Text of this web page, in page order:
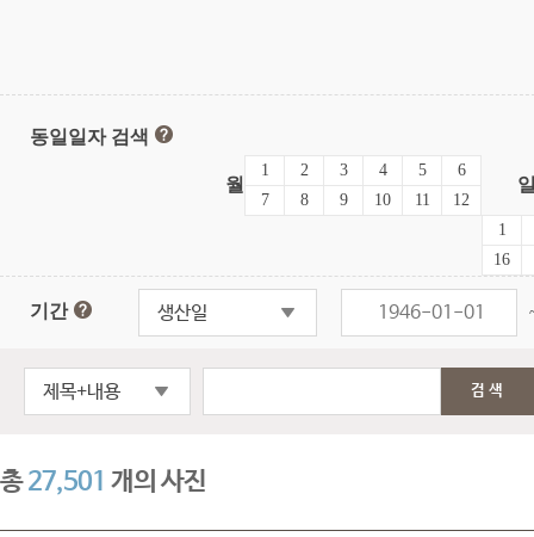
동일일자 검색
월
1 2 3 4 5
6
7
8 9 10 11 12
1
16
기간 생산일
제목+내용 검색
총27,501 개의 사진